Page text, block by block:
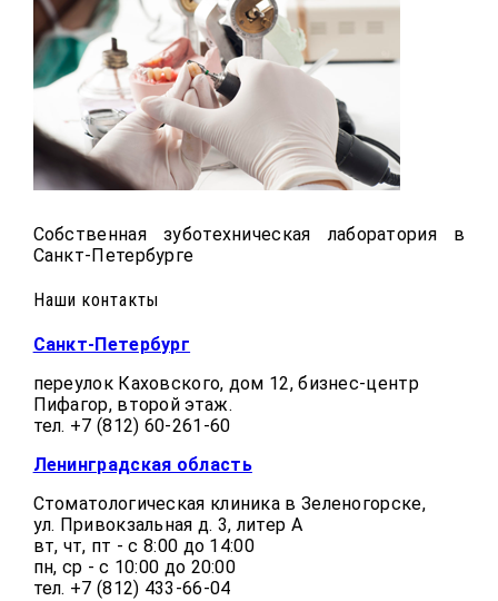
Собственная зуботехническая лаборатория в
Санкт-Петербурге
Наши контакты
Санкт-Петербург
переулок Каховского, дом 12, бизнес-центр
Пифагор, второй этаж.
тел. +7 (812) 60-261-60
Ленинградская область
Стоматологическая клиника в Зеленогорске,
ул. Привокзальная д. 3, литер А
вт, чт, пт - с 8:00 до 14:00
пн, ср - с 10:00 до 20:00
тел. +7 (812) 433-66-04